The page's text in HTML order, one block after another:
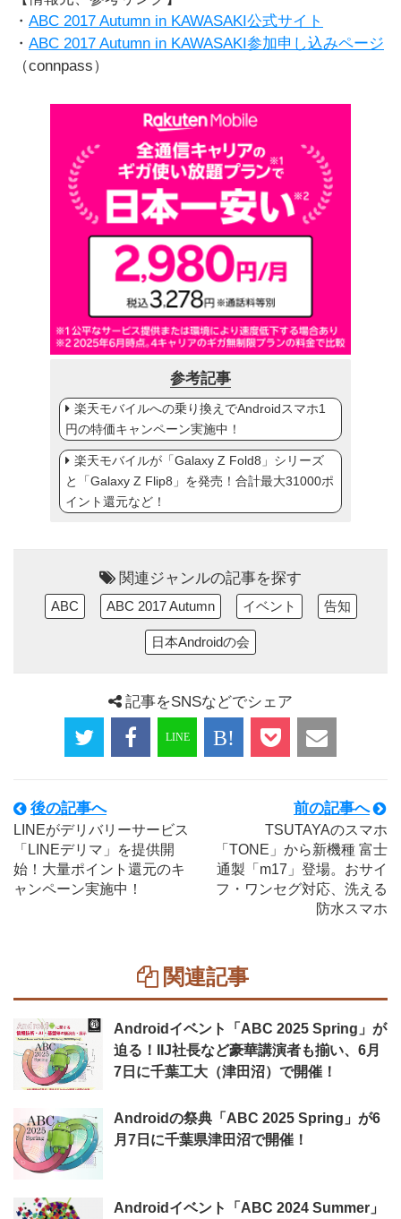
・ ABC 2017 Autumn in KAWASAKI公式サイト
・ ABC 2017 Autumn in KAWASAKI参加申し込みページ
（connpass）
参考記事
楽天モバイルへの乗り換えでAndroidスマホ1
円の特価キャンペーン実施中！
楽天モバイルが「Galaxy Z Fold8」シリーズ
と「Galaxy Z Flip8」を発売！合計最大31000ポ
イント還元など！
関連ジャンルの記事を探す
ABC ABC 2017 Autumn イベント 告知
日本Androidの会
記事をSNSなどでシェア
後の記事へ
LINEがデリバリーサービス
「LINEデリマ」を提供開
始！大量ポイント還元のキ
ャンペーン実施中！
前の記事へ
TSUTAYAのスマホ
「TONE」から新機種 富士
通製「m17」登場。おサイ
フ・ワンセグ対応、洗える
防水スマホ
関連記事
Androidイベント「ABC 2025 Spring」が
迫る！IIJ社長など豪華講演者も揃い、6月
7日に千葉工大（津田沼）で開催！
Androidの祭典「ABC 2025 Spring」が6
月7日に千葉県津田沼で開催！
Androidイベント「ABC 2024 Summer」